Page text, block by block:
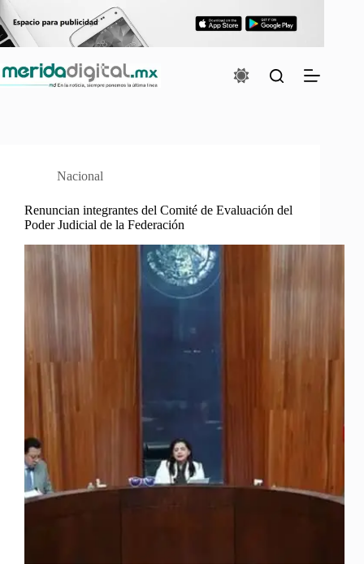
al
contenido
Nacional
Renuncian integrantes del Comité de Evaluación del
Poder Judicial de la Federación